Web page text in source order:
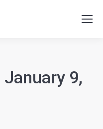
January 9,